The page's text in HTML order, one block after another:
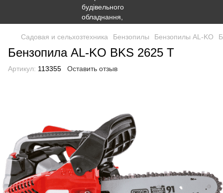
Садовая и сельхозтехника Бензопилы Бензопилы AL-KO
Бензопила AL-KO BKS 2625 T
Артикул: 113355 Оставить отзыв